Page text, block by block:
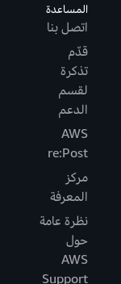
المساعدة
اتصل بنا
قدّم
تذكرة
لقسم
الدعم
AWS
re:Post
مركز
المعرفة
نظرة عامة
حول
AWS
Support